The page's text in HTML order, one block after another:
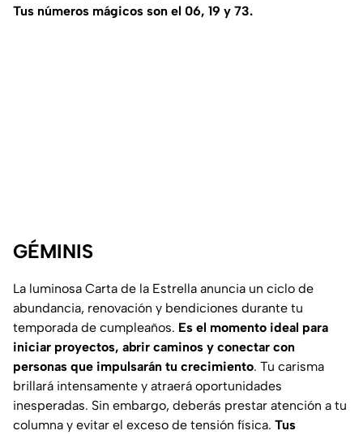
Tus números mágicos son el 06, 19 y 73.
GÉMINIS
La luminosa Carta de la Estrella anuncia un ciclo de
abundancia, renovación y bendiciones durante tu
temporada de cumpleaños. Es el momento ideal para
iniciar proyectos, abrir caminos y conectar con
personas que impulsarán tu crecimiento. Tu carisma
brillará intensamente y atraerá oportunidades
inesperadas. Sin embargo, deberás prestar atención a tu
columna y evitar el exceso de tensión física. Tus